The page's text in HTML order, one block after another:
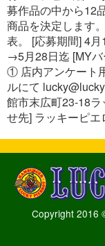
募作品の中から12
商品を決定します
表。 [応募期間] 4
→5月28日迄 [MY
① 店内アンケート
ルにて
館市末広町23-18
せ先] ラッキーピ
Copyright 2016